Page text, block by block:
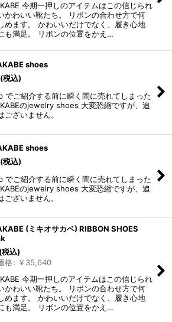
今期一押しのアイテムはこの信じられ
かわいい靴たち。 リボンの合わせ方で何
めます。 かわいいだけでなく、履き心地
も満足。 リボンの位置をかえ…
shoes
(税込)
ご紹介する前に瞬く間に売れてしまった
のjewelry shoes 大変恐縮ですが、追
ございません。
shoes
(税込)
ご紹介する前に瞬く間に売れてしまった
のjewelry shoes 大変恐縮ですが、追
ございません。
(ミキオサカベ) RIBBON SHOES
(税込)
格: ￥ 35,640
今期一押しのアイテムはこの信じられ
かわいい靴たち。 リボンの合わせ方で何
めます。 かわいいだけでなく、履き心地
も満足。 リボンの位置をかえ…